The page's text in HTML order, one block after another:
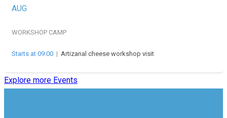
AUG
WORKSHOP CAMP
Starts at 09:00 | Artizanal cheese workshop visit
Explore more Events